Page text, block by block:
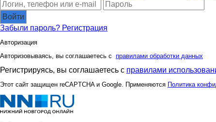
Войти
Забыли пароль? Регистрация
Авторизация
Авторизовываясь, вы соглашаетесь с правилами обработки данных
Регистрируясь, вы соглашаетесь с правилами
Этот сайт защищен reCAPTCHA и Google. Применяются Политика